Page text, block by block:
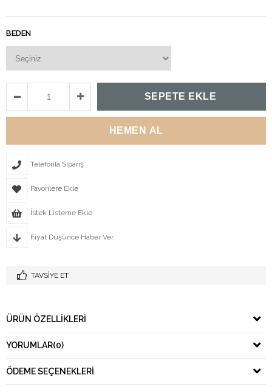
BEDEN
Telefonla Sipariş
Favorilere Ekle
İstek Listeme Ekle
Fiyat Düşünce Haber Ver
TAVSIYE ET
ÜRÜN ÖZELLIKLERI
YORUMLAR(0)
ÖDEME SEÇENEKLERI